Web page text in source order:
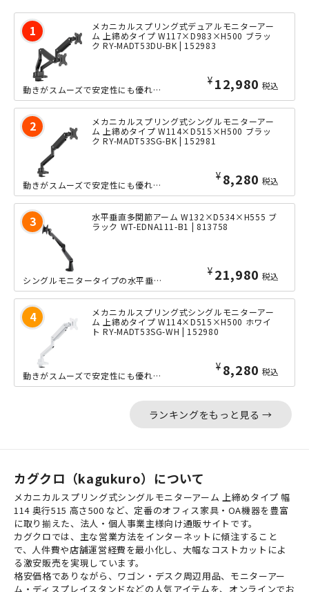
メカニカルスプリング式デュアルモニターアー
ム 上締めタイプ W117×D983×H500 ブラッ
ク RY-MADT53DU-BK | 152983
¥ 12,980 税込
動きがスムーズで安定性にも優れた、メカニカルスプリング式モニターアームのデュアル...
メカニカルスプリング式シングルモニターアー
ム 上締めタイプ W114×D515×H500 ブラッ
ク RY-MADT53SG-BK | 152981
¥ 8,280 税込
動きがスムーズで安定性にも優れた、メカニカルスプリング式モニターアームのシングル...
水平垂直多関節アーム W132×D534×H555 ブ
ラック WT-EDNA111-B1 | 813758
¥ 21,980 税込
シングルモニタータイプの水平垂直多関節アームです。水平アームが加わることで、より...
メカニカルスプリング式シングルモニターアー
ム 上締めタイプ W114×D515×H500 ホワイ
ト RY-MADT53SG-WH | 152980
¥ 8,280 税込
動きがスムーズで安定性にも優れた、メカニカルスプリング式モニターアームのシングル...
ランキングをもっと見る →
カグクロ（kagukuro）について
メカニカルスプリング式シングルモニターアーム 上締めタイプ 幅
114 奥行515 高さ500 など、定番のオフィス家具・OA機器を豊富
に取り揃えた、法人・個人事業主様向け通販サイトです。
カグクロでは、主な営業方法をインターネットに傾注すること
で、人件費や店舗運営経費を最小化し、大幅なコストカットによ
る激安販売を実現しています。
格安価格でありながら、ワゴン・デスク周辺用品、モニターアー
ム・ディスプレイスタンドなどの人気アイテムを、オンラインでお